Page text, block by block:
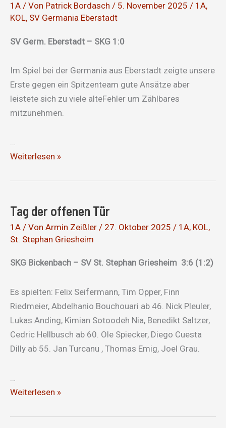
1A / Von Patrick Bordasch / 5. November 2025 / 1A,
KOL, SV Germania Eberstadt
SV Germ. Eberstadt – SKG 1:0
Im Spiel bei der Germania aus Eberstadt zeigte unsere
Erste gegen ein Spitzenteam gute Ansätze aber
leistete sich zu viele alteFehler um Zählbares
mitzunehmen.
…
Gute
und
Fehler
Weiterlesen »
Tag der offenen Tür
1A / Von Armin Zeißler / 27. Oktober 2025 / 1A, KOL,
St. Stephan Griesheim
SKG Bickenbach – SV St. Stephan Griesheim 3:6 (1:2)
Es spielten: Felix Seifermann, Tim Opper, Finn
Riedmeier, Abdelhanio Bouchouari ab 46. Nick Pleuler,
Lukas Anding, Kimian Sotoodeh Nia, Benedikt Saltzer,
Cedric Hellbusch ab 60. Ole Spiecker, Diego Cuesta
Dilly ab 55. Jan Turcanu , Thomas Emig, Joel Grau.
Tag
offenen
Weiterlesen »